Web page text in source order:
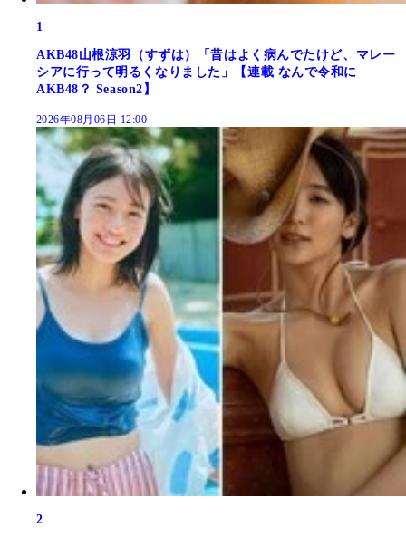
1
AKB48山根涼羽（すずは）「昔はよく病んでたけど、マレー
シアに行って明るくなりました」【連載 なんで令和に
AKB48？ Season2】
2026年08月06日 12:00
2